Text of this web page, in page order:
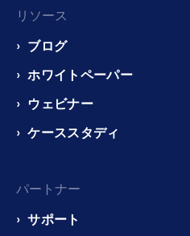
リソース
ブログ
ホワイトペーパー
ウェビナー
ケーススタディ
パートナー
サポート